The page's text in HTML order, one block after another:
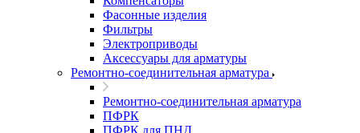
Фасонные изделия
Фильтры
Электроприводы
Аксессуары для арматуры
Ремонтно-соединительная арматура
Ремонтно-соединительная арматура
ПФРК